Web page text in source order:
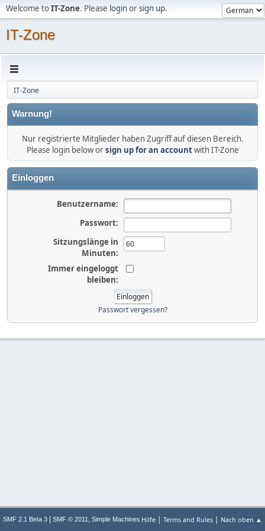
Welcome toIT-Zone. Please loginorsign up.
IT-Zone
IT-Zone
Warnung!
Nur registrierte Mitglieder haben Zugriff auf diesen Bereich.
Please login below orsign up for an accountwith IT-Zone
Einloggen
Benutzername:
Passwort:
Sitzungslänge in
Minuten:
Immer eingeloggt
bleiben:
Passwort vergessen?
Hilfe | Terms and Rules | Nach oben ▲
SMF 2.1 Beta 3 SMF © 2011 , Simple Machines